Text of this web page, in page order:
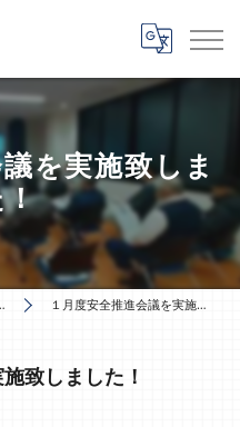
を実施致しま
１月度安全推進会議を実施致しました！
致しました！